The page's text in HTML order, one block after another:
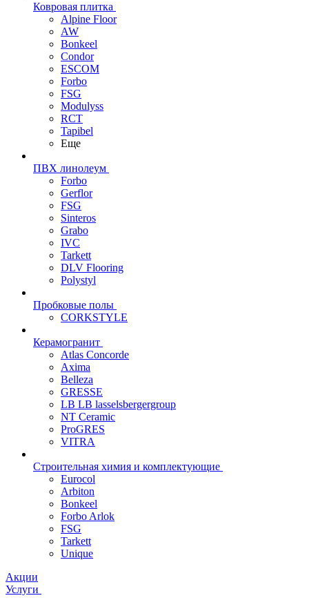
Ковровая плитка
Alpine Floor
AW
Bonkeel
Condor
ESCOM
Forbo
FSG
Modulyss
RCT
Tapibel
Еще
ПВХ линолеум
Forbo
Gerflor
FSG
Sinteros
Grabo
IVC
Tarkett
DLV Flooring
Polystyl
Пробковые полы
CORKSTYLE
Керамогранит
Atlas Concorde
Axima
Belleza
GRESSE
LB LB lasselsbergergroup
NT Ceramic
ProGRES
VITRA
Строительная химия и комплектующие
Eurocol
Arbiton
Bonkeel
Forbo Arlok
FSG
Tarkett
Unique
Акции
Услуги